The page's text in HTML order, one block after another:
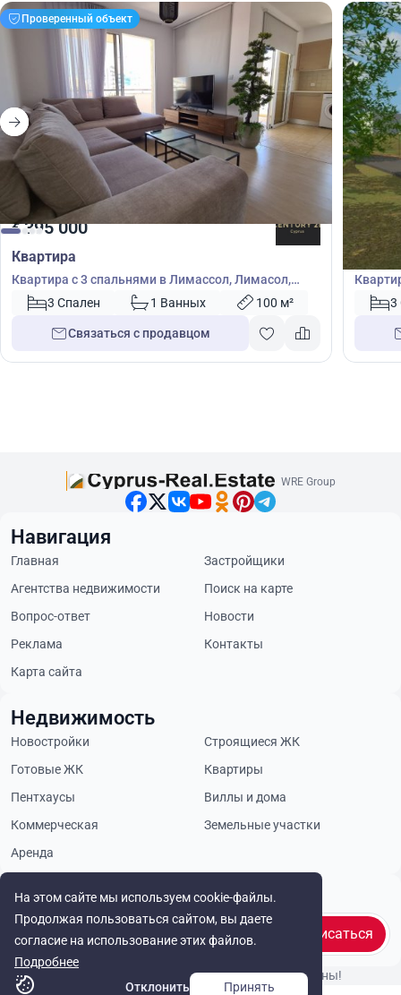
Проверенный объект
€395 000
Квартира
Квартира с 3 спальнями в Лимассол, Лимасол,
Кипр № 53803
3 Спален 1 Ванных 100 м²
Связаться с продавцом
€ 390
496063
На этом сайте мы используем cookie-файлы.
Продолжая пользоваться сайтом, вы даете
согласие на использование этих файлов.
Подробнее
Отклонить
Принять
WRE Group
Будьте в курсе
Подписаться
Навигация
Главная
Застройщики
Агентства недвижимости
Поиск на карте
Вопрос-ответ
Новости
Реклама
Контакты
Карта сайта
Недвижимость
Новостройки
Строящиеся ЖК
Готовые ЖК
Квартиры
Пентхаусы
Виллы и дома
Коммерческая
Земельные участки
Аренда
© Cyprus Realestate 2026. Все права защищены!